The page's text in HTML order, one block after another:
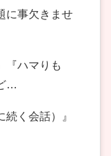
に事欠きませ
『ハマりも
…
く会話）』